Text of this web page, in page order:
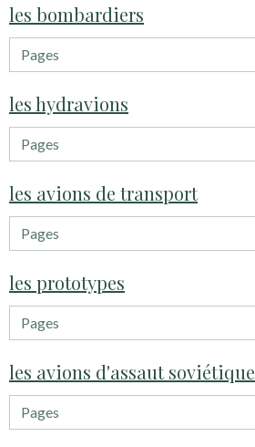
les bombardiers
les hydravions
les avions de transport
les prototypes
les avions d'assaut soviétique